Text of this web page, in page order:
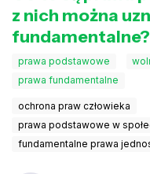
z nich można
fundamentalne?
prawa podstawowe
prawa fundamentalne
ochrona praw człowieka
prawa podstawowe w
fundamentalne prawa